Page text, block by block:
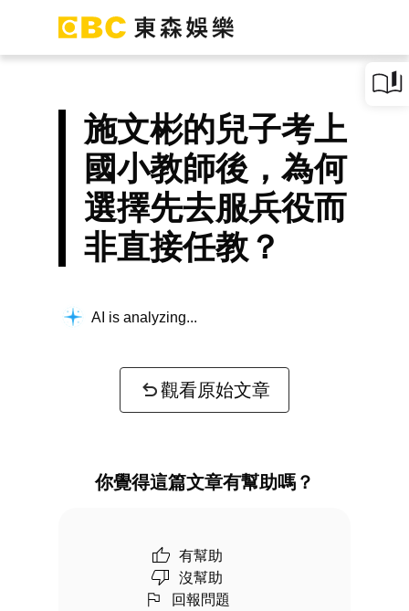
施文彬的兒子考上
國小教師後，為何
選擇先去服兵役而
非直接任教？
AI is analyzing...
觀看原始文章
你覺得這篇文章有幫助嗎？
有幫助
沒幫助
回報問題